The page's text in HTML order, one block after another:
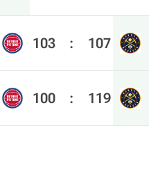
103 : 107
100 : 119